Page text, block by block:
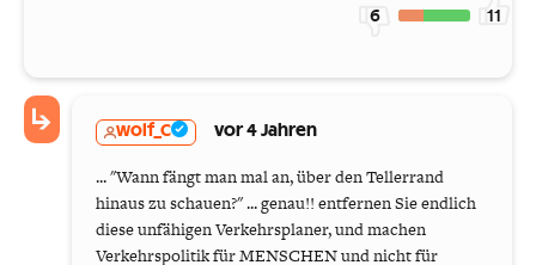
6 11
wolf_C vor 4 Jahren
... "Wann fängt man mal an, über den Tellerrand
hinaus zu schauen?" ... genau!! entfernen Sie endlich
diese unfähigen Verkehrsplaner, und machen
Verkehrspolitik für MENSCHEN und nicht für